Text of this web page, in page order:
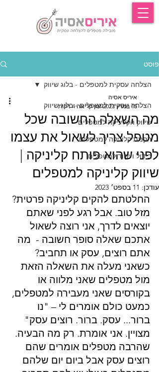
פוסט
הצלחה עסקית למטפלים - בלוג שיווק
שיווק הקליניקה למטפלים
הקמת קליניקה למטפלים
בידול וייחוד למטפלים
הצלחה עסקית למטפלים - בלוג שיווק
מה השאלה החשובה שכל
מטפל צריך לשאול את עצמו
לפני שהוא פותח קליניקה |
שיווק קליניקה למטפלים
איריס אסיה
15 במרץ 2023
זמן קריאה 4 דקות
עודכן: 11 בספט׳ 2023
החלטתם להקים קליניקה פרטית?
מזל טוב. אבל רגע לפני שאתם
יוצאים לדרך, אני רוצה לשאול
אתכם שאלה סופר חשובה -  מה
אתם רוצים, עסק או תחביב?
כשאני מעלה את השאלה הזאת
מול מטפלים שאני מלווה או
בקורסים שאני מעבירה למטפלים,
כמעט כולם אומרים לי – "נו
ברור... עסק. ברור. רוצים עסק"
מצויין. אני אומרת. רק מה הבעיה.
שהרבה מטפלים אומרים שהם
רוצים עסק אבל ביום יום שלהם